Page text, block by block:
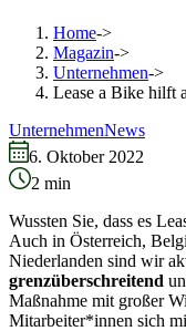
Home->
Magazin->
Unternehmen->
Lease a Bike hilft
UnternehmenNews
6. Oktober 2022
2 min
Wussten Sie, dass es
Auch in Österreich,
Niederlanden sind wir
grenzüberschreitend
Maßnahme mit großer
Mitarbeiter*innen sich